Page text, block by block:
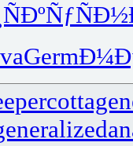
Germ